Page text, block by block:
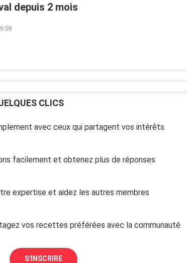
depuis 2 mois
CLICS
avec ceux qui partagent vos intérêts
facilement et obtenez plus de réponses
expertise et aidez les autres membres
vos recettes préférées avec la communauté
S'INSCRIRE